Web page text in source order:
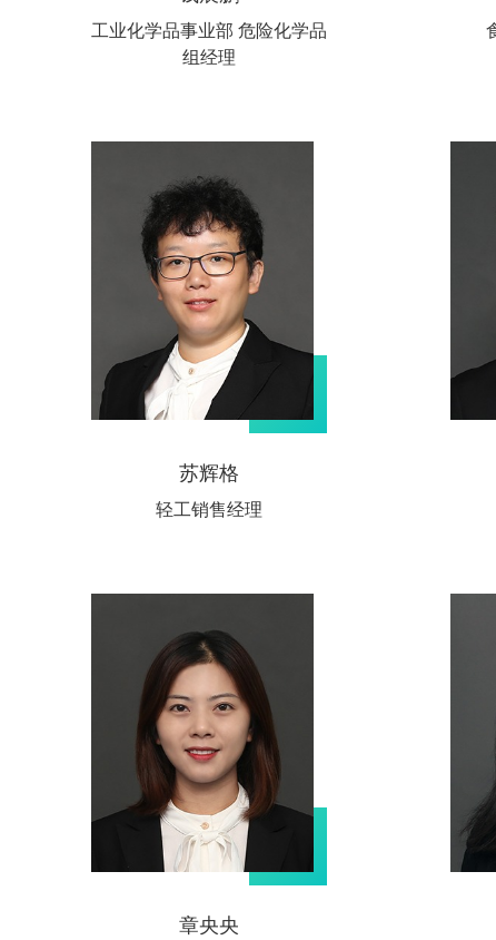
工业化学品事业部 危险化学品
组经理
苏辉格
轻工销售经理
章央央